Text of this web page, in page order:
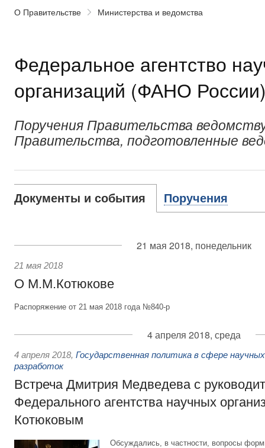
О Правительстве Министерства и ведомства
Федеральное агентство
организаций (ФАНО
Поручения Правительства
Правительства, подготовленные
Документы и события Поручения
21 мая 2018, понедельник
21 мая 2018
О М.М.Котюкове
Распоряжение от 21 мая 2018 года №840-р
4 апреля 2018, среда
4 апреля 2018, Государственная политика в сфере
разработок
Встреча Дмитрия Медведева с
Федерального агентства научных
Котюковым
Обсуждались, в частности, вопросы